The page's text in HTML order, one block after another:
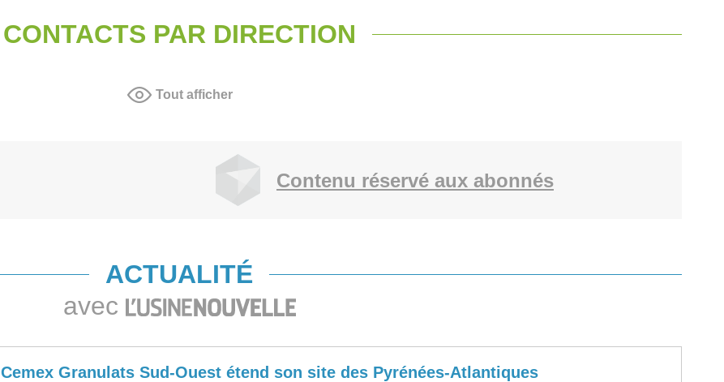
CONTACTS PAR DIRECTION
Tout afficher
Contenu réservé aux abonnés
ACTUALITÉ
avec
Cemex Granulats Sud-Ouest étend son site des Pyrénées-Atlantiques